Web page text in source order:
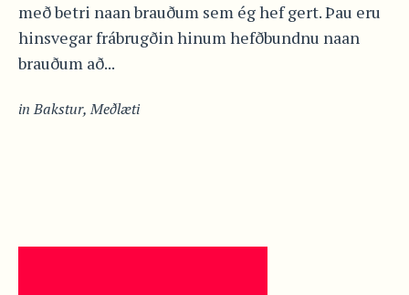
með betri naan brauðum sem ég hef gert. Þau eru
hinsvegar frábrugðin hinum hefðbundnu naan
brauðum að...
inBakstur,Meðlæti